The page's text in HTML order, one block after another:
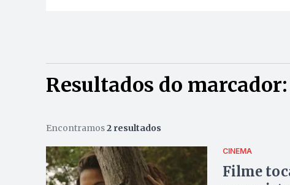
Resultados do
Encontramos2 resultados
CINEMA
Filme